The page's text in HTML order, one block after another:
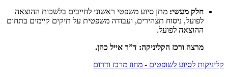
חלק מעשי: מתן סיוע משפטי ראשוני לחייבים בלשכות ההוצאה
לפועל, ניסוח תצהירים, ועבודה משפטית על תיקים קיימים בתחום
ההוצאה לפועל.
מרצה ורכז הקליניקה: ד”ר אייל כהן.
קליניקות לסיוע לשופטים - מחוז מרכז ודרום